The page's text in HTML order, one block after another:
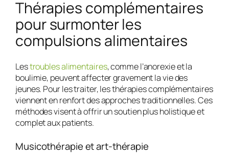
Thérapies complémentaires
pour surmonter les
compulsions alimentaires
Lestroubles alimentaires, comme l’anorexie et la
boulimie, peuvent affecter gravement la vie des
jeunes. Pour les traiter, les thérapies complémentaires
viennent en renfort des approches traditionnelles. Ces
méthodes visent à offrir un soutien plus holistique et
complet aux patients.
Musicothérapie et art-thérapie